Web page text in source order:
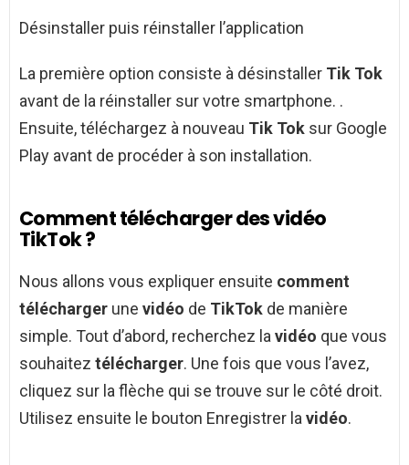
Désinstaller puis réinstaller l’application
La première option consiste à désinstaller Tik Tok
avant de la réinstaller sur votre smartphone. .
Ensuite, téléchargez à nouveau Tik Tok sur Google
Play avant de procéder à son installation.
Comment télécharger des vidéo
TikTok ?
Nous allons vous expliquer ensuite comment
télécharger une vidéo de TikTok de manière
simple. Tout d’abord, recherchez la vidéo que vous
souhaitez télécharger. Une fois que vous l’avez,
cliquez sur la flèche qui se trouve sur le côté droit.
Utilisez ensuite le bouton Enregistrer la vidéo.